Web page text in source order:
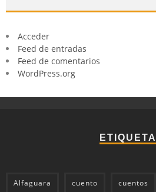
Acceder
Feed de entradas
Feed de comentarios
WordPress.org
Alfaguara cuento cuentos